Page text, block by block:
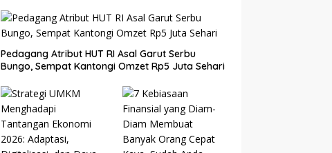
Pedagang Atribut HUT RI Asal Garut Serbu
Bungo, Sempat Kantongi Omzet Rp5 Juta Sehari